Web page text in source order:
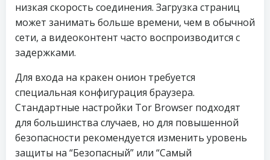
низкая скорость соединения. Загрузка страниц
может занимать больше времени, чем в обычной
сети, а видеоконтент часто воспроизводится с
задержками.
Для входа на кракен онион требуется
специальная конфигурация браузера.
Стандартные настройки Tor Browser подходят
для большинства случаев, но для повышенной
безопасности рекомендуется изменить уровень
защиты на “Безопасный” или “Самый